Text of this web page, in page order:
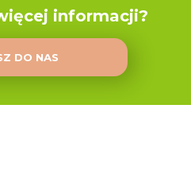
informacji?
DO NAS